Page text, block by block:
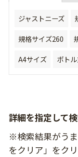
ジャストニーズ
規格サイズ260
A4サイズ
ボト
詳細を指定して
※検索結果がう
をクリア」をク